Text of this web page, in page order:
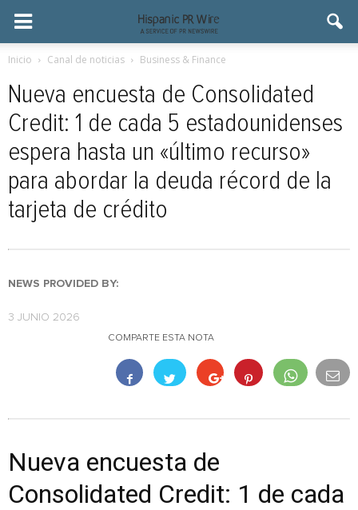
Inicio Canal de noticias Business & Finance
Nueva encuesta de Consolidated
Credit: 1 de cada 5 estadounidenses
espera hasta un «último recurso»
para abordar la deuda récord de la
tarjeta de crédito
NEWS PROVIDED BY:
3 JUNIO 2026
COMPARTE ESTA NOTA
Nueva encuesta de
Consolidated Credit: 1 de cada